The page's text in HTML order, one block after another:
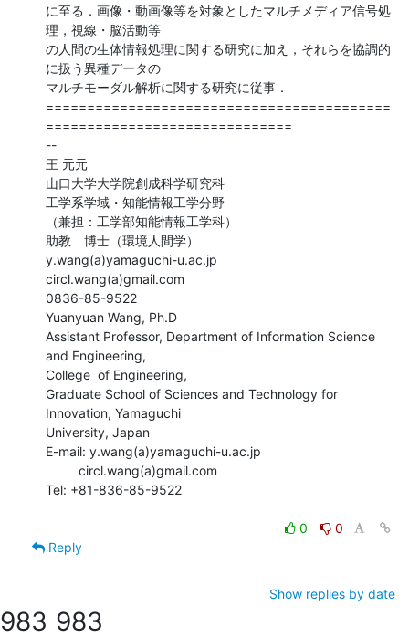
に至る．画像・動画像等を対象としたマルチメディア信号処
理，視線・脳活動等
の人間の生体情報処理に関する研究に加え，それらを協調的
に扱う異種データの
マルチモーダル解析に関する研究に従事．
==========================================
==============================
--
王 元元
山口大学大学院創成科学研究科
工学系学域・知能情報工学分野
（兼担：工学部知能情報工学科）
助教　博士（環境人間学）
y.wang(a)yamaguchi-u.ac.jp
circl.wang(a)gmail.com
0836-85-9522
Yuanyuan Wang, Ph.D
Assistant Professor, Department of Information Science
and Engineering,
College  of Engineering,
Graduate School of Sciences and Technology for
Innovation, Yamaguchi
University, Japan
E-mail: y.wang(a)yamaguchi-u.ac.jp
Tel: +81-836-85-9522
0
0
Reply
Show replies by date
983 983